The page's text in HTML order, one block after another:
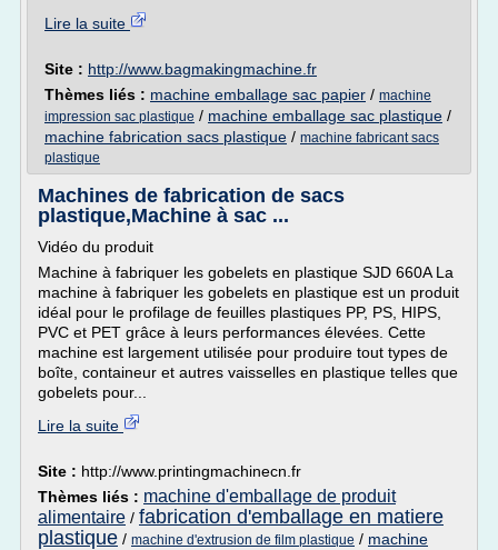
Lire la suite
Site : http://www.bagmakingmachine.fr
Thèmes liés : machine emballage sac papier / machine
impression sac plastique / machine emballage sac plastique /
machine fabrication sacs plastique / machine fabricant sacs
plastique
Machines de fabrication de sacs
plastique,Machine à sac ...
Vidéo du produit
Machine à fabriquer les gobelets en plastique SJD 660A La
machine à fabriquer les gobelets en plastique est un produit
idéal pour le profilage de feuilles plastiques PP, PS, HIPS,
PVC et PET grâce à leurs performances élevées. Cette
machine est largement utilisée pour produire tout types de
boîte, containeur et autres vaisselles en plastique telles que
gobelets pour...
Lire la suite
Site : http://www.printingmachinecn.fr
Thèmes liés : machine d'emballage de produit
alimentaire / fabrication d'emballage en matiere
plastique / machine d'extrusion de film plastique / machine